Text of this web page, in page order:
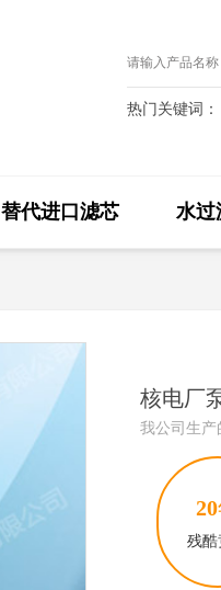
热门关键词：
替代进口滤芯 水过
核电厂
我公司生产
20
残酷